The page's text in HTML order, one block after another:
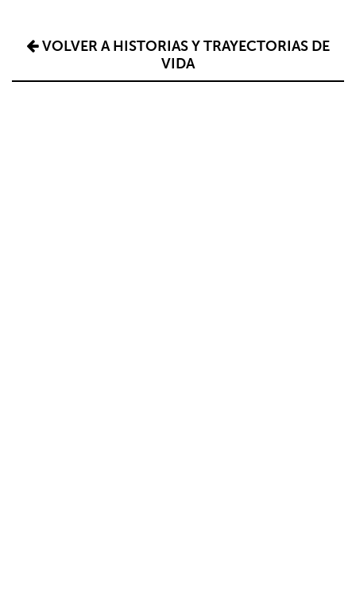
VOLVER A HISTORIAS Y TRAYECTORIAS DE
VIDA